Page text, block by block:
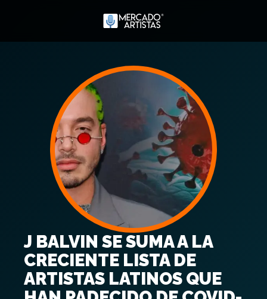
J BALVIN SE SUMA A LA
CRECIENTE LISTA DE
ARTISTAS LATINOS QUE